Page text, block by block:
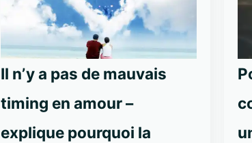
Il n’y a pas de mauvais
timing en amour –
explique pourquoi la